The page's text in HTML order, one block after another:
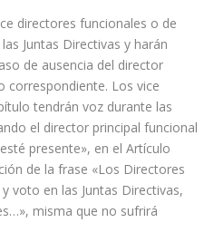
directores funcionales o de
Juntas Directivas y harán
de ausencia del director
correspondiente. Los vice
tendrán voz durante las
el director principal funcional
presente», en el Artículo
de la frase «Los Directores
voto en las Juntas Directivas,
misma que no sufrirá